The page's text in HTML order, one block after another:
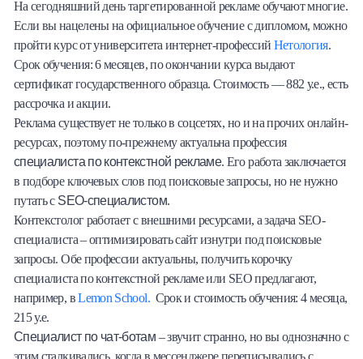
На сегодняшний день таргетированной рекламе обучают многие.
Если вы нацелены на официальное обучение с дипломом, можно
пройти курс от университета интернет-профессий Нетология.
Срок обучения: 6 месяцев, по окончании курса выдают
сертификат государственного образца. Стоимость — 882 у.е., есть
рассрочка и акции.
Реклама существует не только в соцсетях, но и на прочих онлайн-
ресурсах, поэтому по-прежнему актуальна профессия
специалиста по контекстной рекламе. Его работа заключается
в подборе ключевых слов под поисковые запросы, но не нужно
путать с SEO-специалистом.
Контекстолог работает с внешними ресурсами, а задача SEO-
специалиста – оптимизировать сайт изнутри под поисковые
запросы. Обе профессии актуальны, получить корочку
специалиста по контекстной рекламе или SEO предлагают,
например, вLemon School. Срок и стоимость обучения: 4 месяца,
215 у.е.
Специалист по чат-ботам – звучит странно, но вы однозначно с